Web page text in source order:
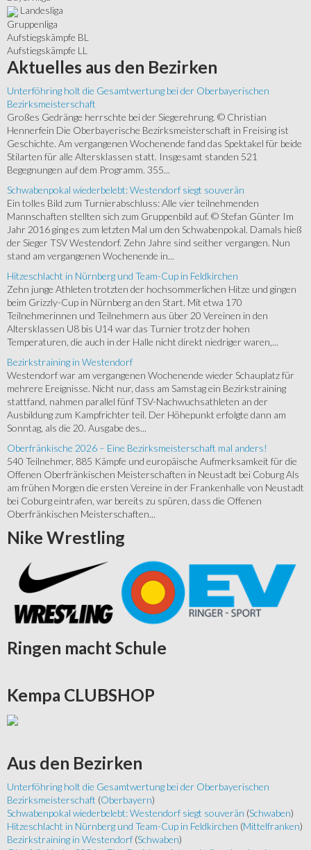
Landesliga
Gruppenliga
Aufstiegskämpfe BL
Aufstiegskämpfe LL
Aktuelles aus den Bezirken
Unterföhring holt die Gesamtwertung bei der Oberbayerischen
Bezirksmeisterschaft
Großes Gedränge herrschte bei der Siegerehrung. © Christian
Hennerfein Die Oberbayerische Bezirksmeisterschaft in Freising ist
Geschichte. Am vergangenen Wochenende fand das Spektakel für beide
Stilarten für alle Altersklassen statt. Insgesamt standen 521
Begegnungen auf dem Programm. 355...
Schwabenpokal wiederbelebt: Westendorf siegt souverän
Ein tolles Bild zum Turnierabschluss: Alle vier teilnehmenden
Mannschaften stellten sich zum Gruppenbild auf. © Stefan Günter Im
Jahr 2016 ging es zum letzten Mal um den Schwabenpokal. Damals hieß
der Sieger TSV Westendorf. Zehn Jahre sind seither vergangen. Nun
stand am vergangenen Wochenende in...
Hitzeschlacht in Nürnberg und Team-Cup in Feldkirchen
Zehn junge Athleten trotzten der hochsommerlichen Hitze und gingen
beim Grizzly-Cup in Nürnberg an den Start. Mit etwa 170
Teilnehmerinnen und Teilnehmern aus über 20 Vereinen in den
Altersklassen U8 bis U14 war das Turnier trotz der hohen
Temperaturen, die auch in der Halle nicht direkt niedriger waren,...
Bezirkstraining in Westendorf
Westendorf war am vergangenen Wochenende wieder Schauplatz für
mehrere Ereignisse. Nicht nur, dass am Samstag ein Bezirkstraining
stattfand, nahmen parallel fünf TSV-Nachwuchsathleten an der
Ausbildung zum Kampfrichter teil. Der Höhepunkt erfolgte dann am
Sonntag, als die 20. Ausgabe des...
Oberfränkische 2026 – Eine Bezirksmeisterschaft mal anders!
540 Teilnehmer, 885 Kämpfe und europäische Aufmerksamkeit für die
Offenen Oberfränkischen Meisterschaften in Neustadt bei Coburg Als
am frühen Morgen die ersten Vereine in der Frankenhalle von Neustadt
bei Coburg eintrafen, war bereits zu spüren, dass die Offenen
Oberfränkischen Meisterschaften...
Nike Wrestling
Ringen macht Schule
Kempa CLUBSHOP
Aus den Bezirken
Unterföhring holt die Gesamtwertung bei der Oberbayerischen
Bezirksmeisterschaft (Oberbayern)
Schwabenpokal wiederbelebt: Westendorf siegt souverän (Schwaben)
Hitzeschlacht in Nürnberg und Team-Cup in Feldkirchen (Mittelfranken)
Bezirkstraining in Westendorf (Schwaben)